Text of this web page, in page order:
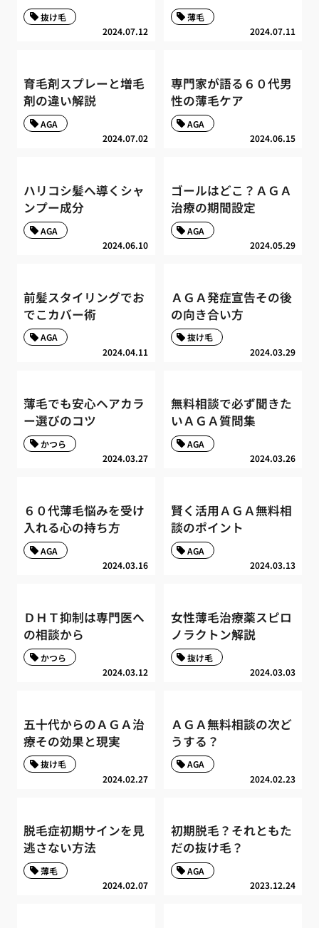
2024.07.12
抜け毛
2024.07.11
薄毛
育毛剤スプレーと増毛
剤の違い解説
2024.07.02
AGA
専門家が語る６０代男
性の薄毛ケア
2024.06.15
AGA
ハリコシ髪へ導くシャ
ンプー成分
2024.06.10
AGA
ゴールはどこ？ＡＧＡ
治療の期間設定
2024.05.29
AGA
前髪スタイリングでお
でこカバー術
2024.04.11
AGA
ＡＧＡ発症宣告その後
の向き合い方
2024.03.29
抜け毛
薄毛でも安心ヘアカラ
ー選びのコツ
2024.03.27
かつら
無料相談で必ず聞きた
いＡＧＡ質問集
2024.03.26
AGA
６０代薄毛悩みを受け
入れる心の持ち方
2024.03.16
AGA
賢く活用ＡＧＡ無料相
談のポイント
2024.03.13
AGA
ＤＨＴ抑制は専門医へ
の相談から
2024.03.12
かつら
女性薄毛治療薬スピロ
ノラクトン解説
2024.03.03
抜け毛
五十代からのＡＧＡ治
療その効果と現実
2024.02.27
抜け毛
ＡＧＡ無料相談の次ど
うする？
2024.02.23
AGA
脱毛症初期サインを見
逃さない方法
2024.02.07
薄毛
初期脱毛？それともた
だの抜け毛？
2023.12.24
AGA